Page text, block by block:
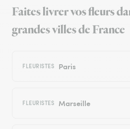
Faites livrer vos fleurs
grandes villes de France
FLEURISTES Paris
FLEURISTES Marseille